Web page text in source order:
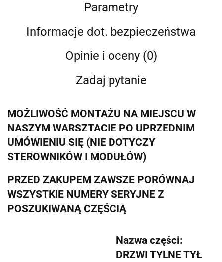
Parametry
Informacje dot. bezpieczeństwa
Opinie i oceny (0)
Zadaj pytanie
MOŻLIWOŚĆ MONTAŻU NA MIEJSCU W
NASZYM WARSZTACIE PO UPRZEDNIM
UMÓWIENIU SIĘ (NIE DOTYCZY
STEROWNIKÓW I MODUŁÓW)
PRZED ZAKUPEM ZAWSZE PORÓWNAJ
WSZYSTKIE NUMERY SERYJNE Z
POSZUKIWANĄ CZĘŚCIĄ
Nazwa części:
DRZWI TYLNE TYŁ